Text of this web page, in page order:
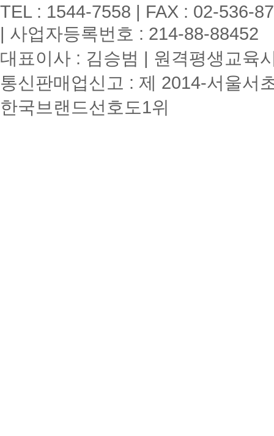
TEL : 1544-7558 | FAX : 02-536-
| 사업자등록번호 : 214-88-88452
대표이사 : 김승범 | 원격평생교육
통신판매업신고 : 제 2014-서울서
한국브랜드선호도1위